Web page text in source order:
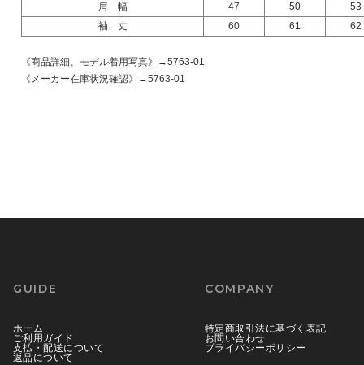
肩 幅
47 50
53
袖 丈
60 61 62
《商品詳細、モデル着用写真》→5763-01
《メーカー在庫状況確認》→5763-01
GUIDE
ホーム
ご利用ガイド
支払・配送について
返品について
COMPANY
特定商取引法に基づく表記
お問い合わせ
プライバシーポリシー